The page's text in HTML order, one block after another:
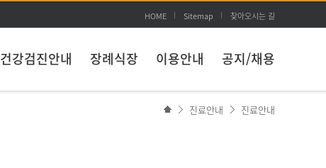
HOME Sitemap 찾아오시는 길
건강검진안내 장례식장 이용안내 공지/채용
진료안내 진료안내